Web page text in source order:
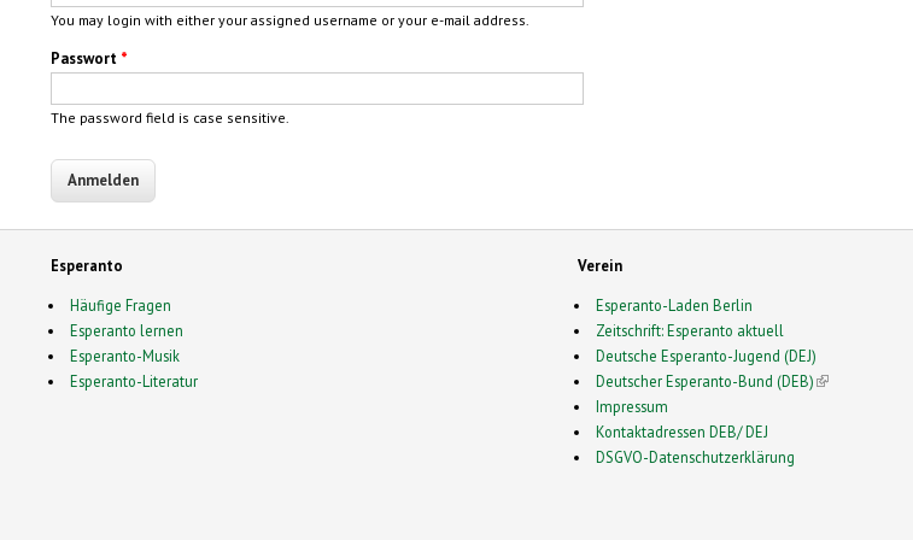
You may login with either your assigned username or your e-mail address.
Passwort *
The password field is case sensitive.
Esperanto
Häufige Fragen
Esperanto lernen
Esperanto-Musik
Esperanto-Literatur
Verein
Esperanto-Laden Berlin
Zeitschrift: Esperanto aktuell
Deutsche Esperanto-Jugend (DEJ)
Deutscher Esperanto-Bund (DEB)(link is external)
Impressum
Kontaktadressen DEB/ DEJ
DSGVO-Datenschutzerklärung